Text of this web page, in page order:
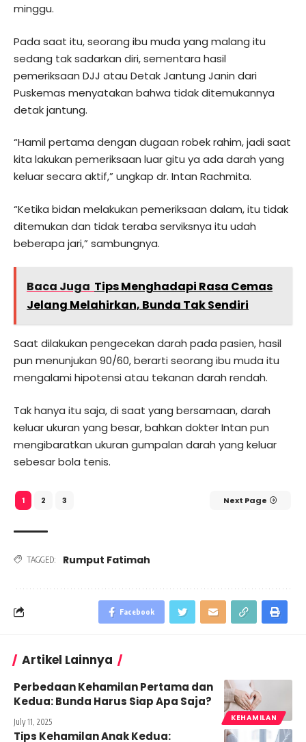
minggu.
Pada saat itu, seorang ibu muda yang malang itu
sedang tak sadarkan diri, sementara hasil
pemeriksaan DJJ atau Detak Jantung Janin dari
Puskemas menyatakan bahwa tidak ditemukannya
detak jantung.
“Hamil pertama dengan dugaan robek rahim, jadi saat
kita lakukan pemeriksaan luar gitu ya ada darah yang
keluar secara aktif,” ungkap dr. Intan Rachmita.
“Ketika bidan melakukan pemeriksaan dalam, itu tidak
ditemukan dan tidak teraba serviksnya itu udah
beberapa jari,” sambungnya.
Baca Juga Tips Menghadapi Rasa Cemas
Jelang Melahirkan, Bunda Tak Sendiri
Saat dilakukan pengecekan darah pada pasien, hasil
pun menunjukan 90/60, berarti seorang ibu muda itu
mengalami hipotensi atau tekanan darah rendah.
Tak hanya itu saja, di saat yang bersamaan, darah
keluar ukuran yang besar, bahkan dokter Intan pun
mengibaratkan ukuran gumpalan darah yang keluar
sebesar bola tenis.
1 2 3 Next Page
TAGGED: Rumput Fatimah
Facebook
Artikel Lainnya
KEHAMILAN
Perbedaan Kehamilan Pertama dan
Kedua: Bunda Harus Siap Apa Saja?
July 11, 2025
Tips Kehamilan Anak Kedua: